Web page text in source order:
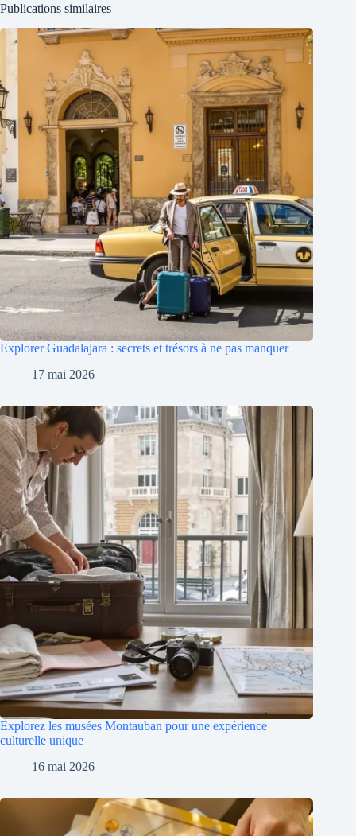
Publications similaires
Explorer Guadalajara : secrets et trésors à ne pas manquer
17 mai 2026
Explorez les musées Montauban pour une expérience
culturelle unique
16 mai 2026